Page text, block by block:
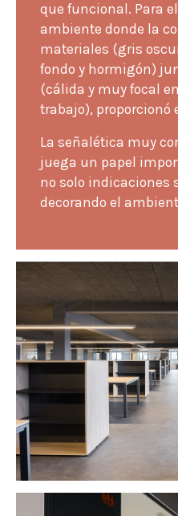
que funcional. Para
ambiente donde la
materiales (gris
fondo y hormigón)
(cálida y muy focal
trabajo), proporcionó
La señalética muy
juega un papel
no solo indicaciones
decorando el